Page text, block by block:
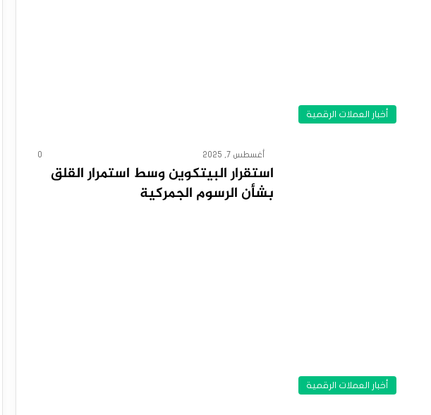
أخبار العملات الرقمية
أخبار العملات الرقمية
أغسطس 7, 2025 0
استقرار البيتكوين وسط استمرار القلق
بشأن الرسوم الجمركية